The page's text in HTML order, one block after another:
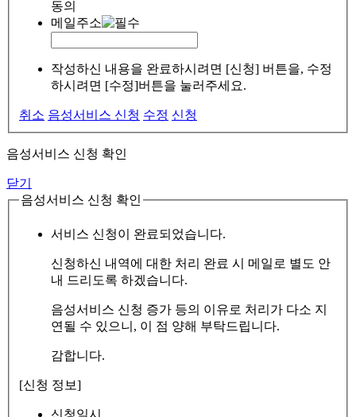
동의
메일주소
작성하신 내용을 완료하시려면 [신청] 버튼을, 수정
하시려면 [수정]버튼을 눌러주세요.
취소 음성서비스 신청 수정 신청
음성서비스 신청 확인
닫기
음성서비스 신청 확인
서비스 신청이 완료되었습니다.
신청하신 내역에 대한 처리 완료 시 메일로 별도 안
내 드리도록 하겠습니다.
음성서비스 신청 증가 등의 이유로 처리가 다소 지
연될 수 있으니, 이 점 양해 부탁드립니다.
감합니다.
[신청 정보]
신청일시